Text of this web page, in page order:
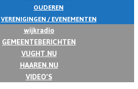
OUDEREN
VERENIGINGEN / EVENEMENTEN
wijkradio
GEMEENTEBERICHTEN
VUGHT.NU
HAAREN.NU
VIDEO’S